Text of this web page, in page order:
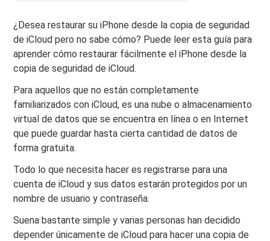
¿Desea restaurar su iPhone desde la copia de seguridad
de iCloud pero no sabe cómo? Puede leer esta guía para
aprender cómo restaurar fácilmente el iPhone desde la
copia de seguridad de iCloud.
Para aquellos que no están completamente
familiarizados con iCloud, es una nube o almacenamiento
virtual de datos que se encuentra en línea o en Internet
que puede guardar hasta cierta cantidad de datos de
forma gratuita.
Todo lo que necesita hacer es registrarse para una
cuenta de iCloud y sus datos estarán protegidos por un
nombre de usuario y contraseña.
Suena bastante simple y varias personas han decidido
depender únicamente de iCloud para hacer una copia de